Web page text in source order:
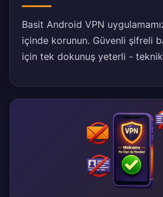
Basit Android VPN
içinde korunun. Güvenli şifreli
için tek dokunuş yeterli -